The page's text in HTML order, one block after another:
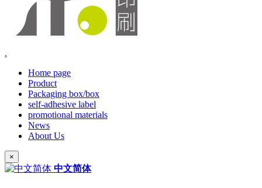
.
Home page
Product
Packaging box/box
self-adhesive label
promotional materials
News
About Us
×
中文简体